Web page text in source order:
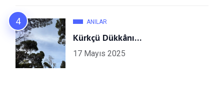
ANILAR
Kürkçü Dükkânı…
17 Mayıs 2025